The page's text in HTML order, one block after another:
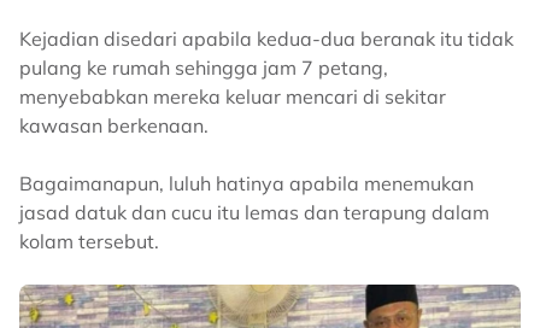
Kejadian disedari apabila kedua-dua beranak itu tidak
pulang ke rumah sehingga jam 7 petang,
menyebabkan mereka keluar mencari di sekitar
kawasan berkenaan.
Bagaimanapun, luluh hatinya apabila menemukan
jasad datuk dan cucu itu lemas dan terapung dalam
kolam tersebut.